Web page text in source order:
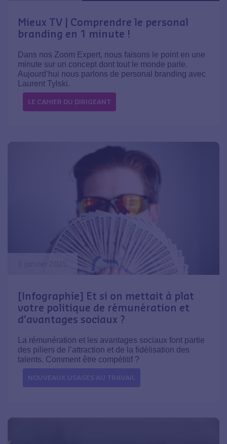
Mieux TV | Comprendre le personal
branding en 1 minute !
Dans nos Zoom Expert, nous faisons le point en une
minute sur un concept dont tout le monde parle.
Aujourd’hui nous parlons de personal branding avec
Laurent Tylski.
LE CAHIER DU DIRIGEANT
[Infographie] Et si on mettait à plat
votre politique de rémunération et
d’avantages sociaux ?
La rémunération et les avantages sociaux font partie
des piliers de l’attraction et de la fidélisation des
talents. Comment être compétitif ?
NOUVEAUX USAGES AU TRAVAIL